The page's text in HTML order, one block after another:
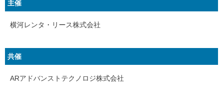
主催
横河レンタ・リース株式会社
共催
ARアドバンストテクノロジ株式会社